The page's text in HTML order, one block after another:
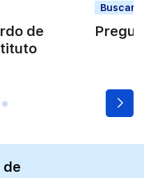
de
Buscar
de